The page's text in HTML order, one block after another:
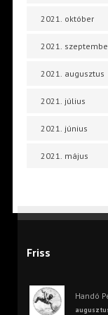
2021. október
2021.
2021. augusztus
2021. július
2021. június
2021. május
Friss
Handó